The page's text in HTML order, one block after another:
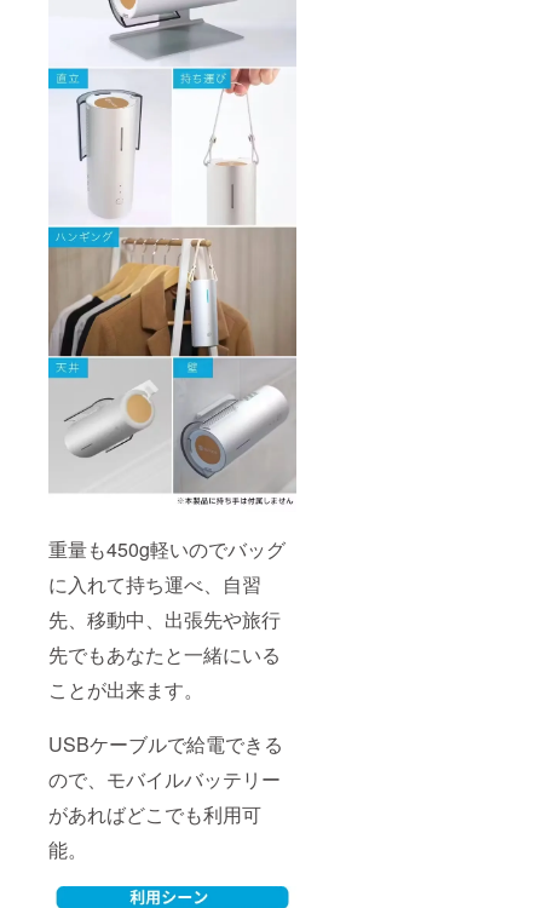
重量も450g軽いのでバッグ
に入れて持ち運べ、自習
先、移動中、出張先や旅行
先でもあなたと一緒にいる
ことが出来ます。
USBケーブルで給電できる
ので、モバイルバッテリー
があればどこでも利用可
能。